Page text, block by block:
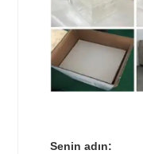
Senin adın: